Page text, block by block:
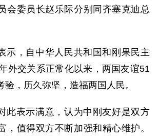
会委员长赵乐际分别同齐塞克迪总
示，自中华人民共和国和刚果民主
外交关系正常化以来，两国友谊51
验，历久弥坚，造福两国人民。
此表示满意，认为中刚友好是双方
，值得双方不断加强和精心维护。